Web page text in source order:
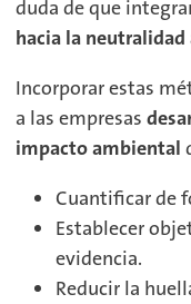
duda de que
hacia la
Incorporar estas
a las empresas
impacto ambiental
Cuantificar de
Establecer
evidencia.
Reducir la